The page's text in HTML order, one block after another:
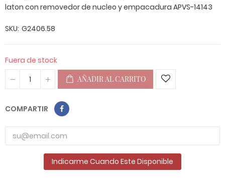
laton con removedor de nucleo y empacadura APVS-14143
SKU G2406.58
Fuera de stock
AÑADIR AL CARRITO
COMPARTIR
Indicarme Cuando Este Disponible